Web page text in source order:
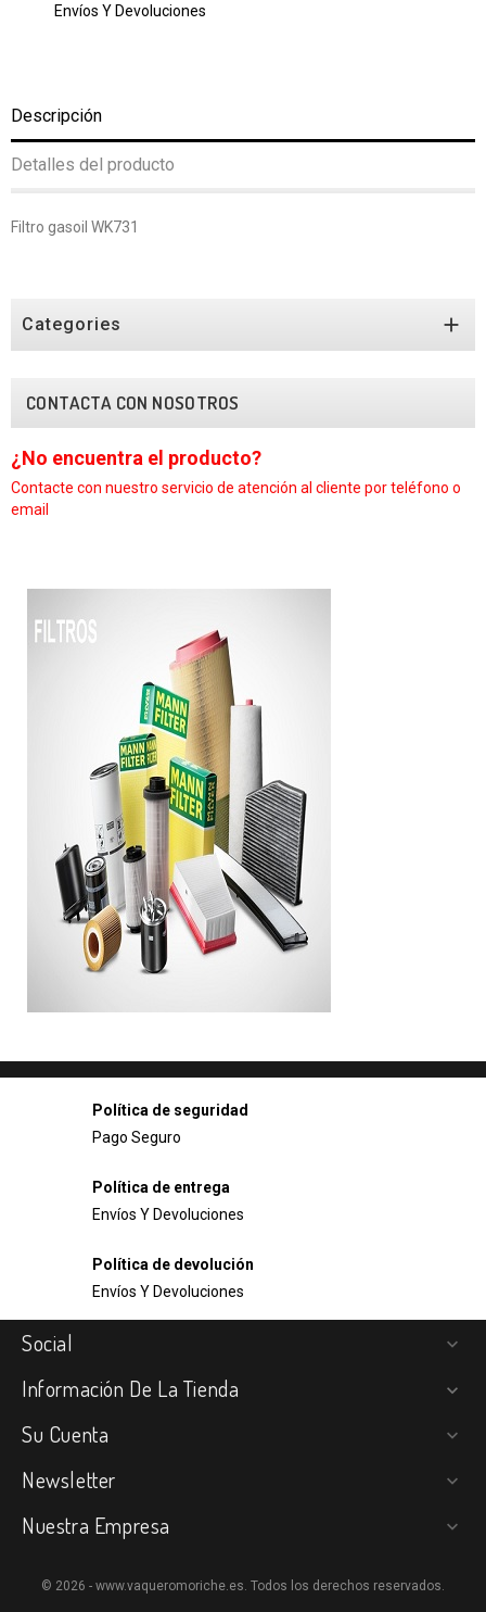
Envíos Y Devoluciones
Descripción
Detalles del producto
Filtro gasoil WK731
Categories 
CONTACTA CON NOSOTROS
¿No encuentra el producto?
Contacte con nuestro servicio de atención al cliente por teléfono o
email
Política de seguridad
Pago Seguro
Política de entrega
Envíos Y Devoluciones
Política de devolución
Envíos Y Devoluciones
Social 
Información De La Tienda 
Su Cuenta 
Newsletter 
Nuestra Empresa 
© 2026 - www.vaqueromoriche.es. Todos los derechos reservados.